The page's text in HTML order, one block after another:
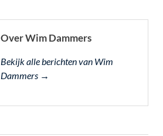
Over Wim Dammers
Bekijk alle berichten van Wim
Dammers →